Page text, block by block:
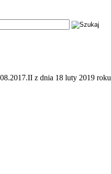
z dnia 18 luty 2019 roku